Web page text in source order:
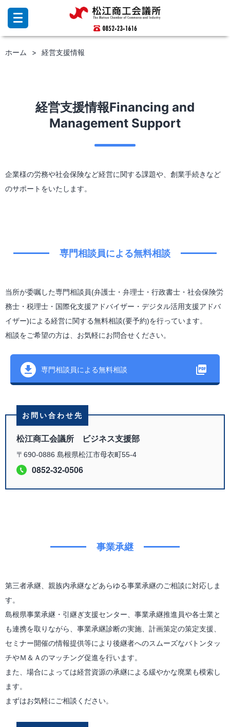
ン
ツホーム 経営支援情報
経営支援情報Financing and
Management Support
企業様の労務や社会保険など経営に関する課題や、創業手続きなど
のサポートをいたします。
専門相談員による無料相談
当所が委嘱した専門相談員(弁護士・弁理士・行政書士・社会保険労
務士・税理士・国際化支援アドバイザー・デジタル活用支援アドバ
イザー)による経営に関する無料相談(要予約)を行っています。
相談をご希望の方は、お気軽にお問合せください。
専門相談員による無料相談
お問い合わせ先
松江商工会議所 ビジネス支援部
〒690-0886 島根県松江市母衣町55-4
0852-32-0506
事業承継
第三者承継、親族内承継などあらゆる事業承継のご相談に対応しま
す。
島根県事業承継・引継ぎ支援センター、事業承継推進員や各士業と
も連携を取りながら、事業承継診断の実施、計画策定の策定支援、
セミナー開催の情報提供等により後継者へのスムーズなバトンタッ
チやＭ＆Ａのマッチング促進を行います。
また、場合によっては経営資源の承継による緩やかな廃業も模索し
ます。
まずはお気軽にご相談ください。